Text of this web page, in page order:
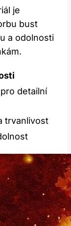
je
bust
a odolnosti
detailní
trvanlivost